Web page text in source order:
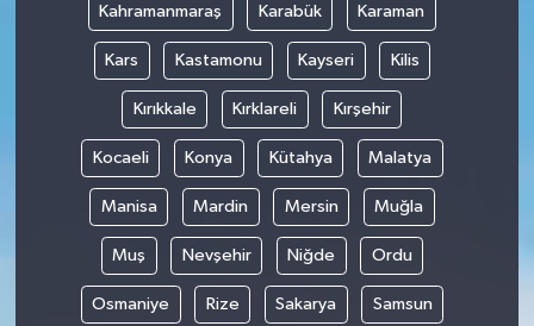
Kahramanmaraş Karabük Karaman
Kars Kastamonu Kayseri Kilis
Kırıkkale Kırklareli Kırşehir
Kocaeli Konya Kütahya Malatya
Manisa Mardin Mersin Muğla
Muş Nevşehir Niğde Ordu
Osmaniye Rize Sakarya Samsun